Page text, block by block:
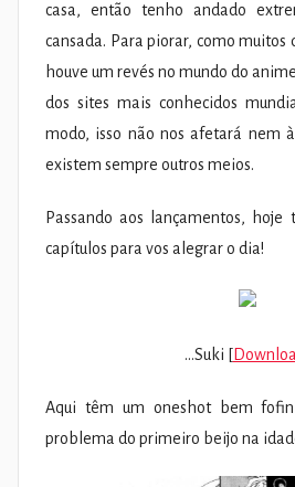
casa, então tenho andado
cansada. Para piorar, como muitos
houve um revés no mundo do
dos sites mais conhecidos
modo, isso não nos afetará nem
existem sempre outros meios.
Passando aos lançamentos,
capítulos para vos alegrar o dia!
…Suki [
Aqui têm um oneshot bem
problema do primeiro beijo na